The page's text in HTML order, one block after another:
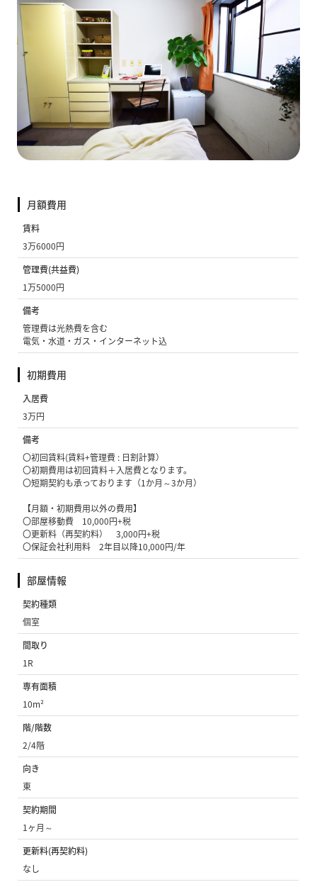
月額費用
賃料
3万6000円
管理費(共益費)
1万5000円
備考
管理費は光熱費を含む
電気・水道・ガス・インターネット込
初期費用
入居費
3万円
備考
〇初回賃料(賃料+管理費 : 日割計算）
〇初期費用は初回賃料＋入居費となります。
〇短期契約も承っております（1か月～3か月）
【月額・初期費用以外の費用】
〇部屋移動費 10,000円+税
〇更新料（再契約料） 3,000円+税
〇保証会社利用料 2年目以降10,000円/年
部屋情報
契約種類
個室
間取り
1R
専有面積
10m²
階/階数
2/4階
向き
東
契約期間
1ヶ月～
更新料(再契約料)
なし